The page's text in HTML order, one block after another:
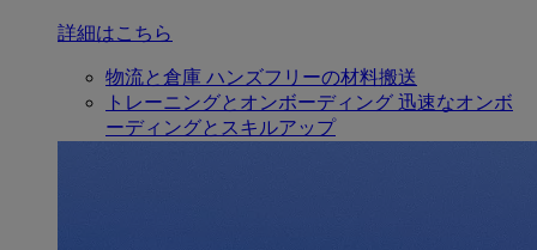
詳細はこちら
物流と倉庫 ハンズフリーの材料搬送
トレーニングとオンボーディング 迅速なオンボ
ーディングとスキルアップ